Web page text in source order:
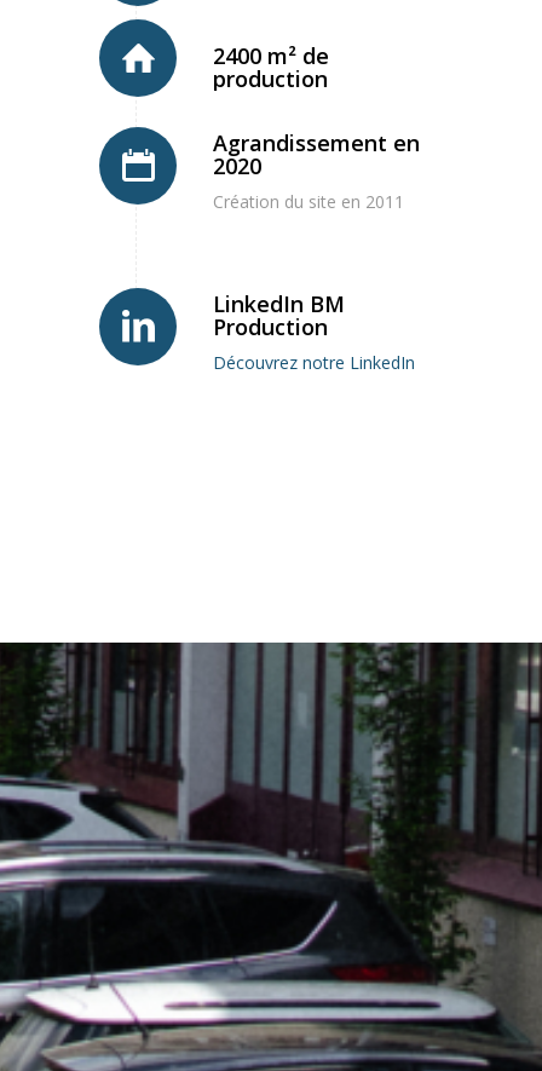
2400 m² de
production
Agrandissement en
2020
Création du site en 2011
LinkedIn BM
Production
Découvrez notre LinkedIn